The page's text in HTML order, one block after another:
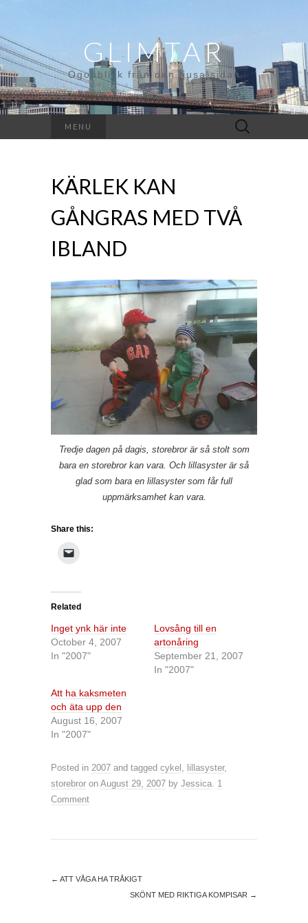
GLIMTAR
Ögonblick från den ljusa sidan
MENU
Search
for:
KÄRLEK KAN
GÅNGRAS MED TVÅ
IBLAND
Tredje dagen på dagis, storebror är så stolt som
bara en storebror kan vara. Och lillasyster är så
glad som bara en lillasyster som får full
uppmärksamhet kan vara.
Share this:
Related
Inget ynk här inte
October 4, 2007
In "2007"
Lovsång till en
artonåring
September 21, 2007
In "2007"
Att ha kaksmeten
och äta upp den
August 16, 2007
In "2007"
Posted in 2007 and tagged cykel , lillasyster,
storebror on August 29, 2007 by Jessica. 1
Comment
← ATT VÅGA HA TRÅKIGT
SKÖNT MED RIKTIGA KOMPISAR →